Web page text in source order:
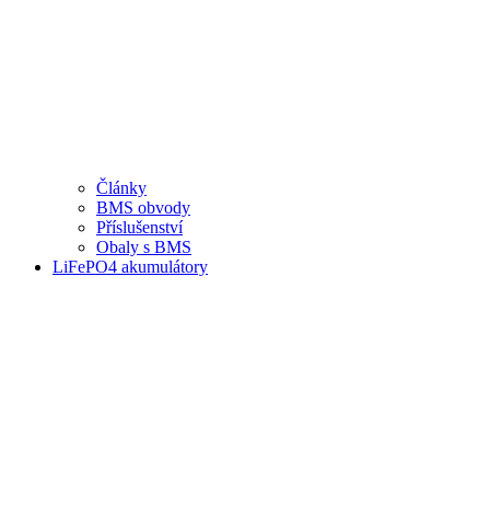
Články
BMS obvody
Příslušenství
Obaly s BMS
LiFePO4 akumulátory